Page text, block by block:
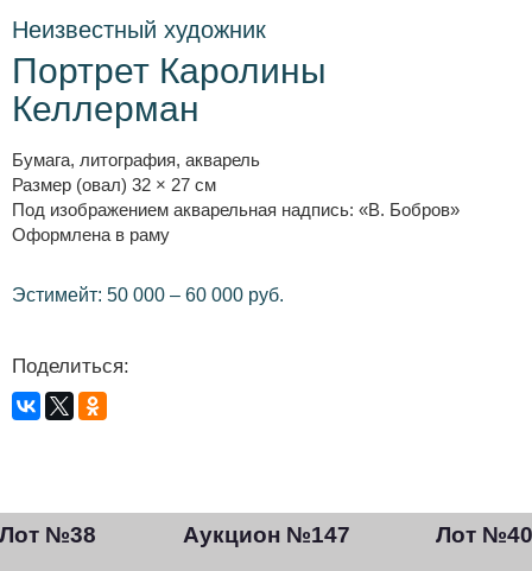
Неизвестный художник
Портрет Каролины
Келлерман
Бумага, литография, акварель
Размер (овал) 32 × 27 см
Под изображением акварельная надпись: «В. Бобров»
Оформлена в раму
Эстимейт: 50 000 – 60 000 руб.
Поделиться:
Лот №38 Аукцион №147 Лот №40